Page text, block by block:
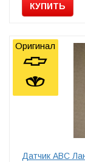
КУПИТЬ
Датчик ABC
Оригинал